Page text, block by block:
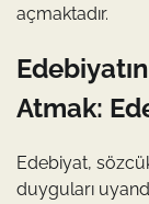
açmaktadır.
Atmak:
Edebiyat,
duyguları